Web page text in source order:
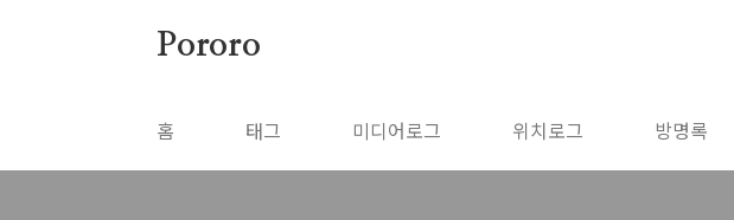
Pororo
홈 태그 미디어로그 위치로그 방명록